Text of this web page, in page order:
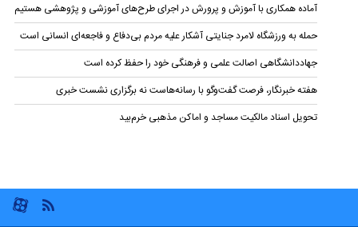
آماده همکاری با آموزش و پرورش در اجرای طرح‌های آموزشی و پژوهشی هستیم
حمله به ورزشگاه لامرد جنایتی آشکار علیه مردم بی‌دفاع و فاجعه‌ای انسانی است
جهاددانشگاهی اصالت علمی و فرهنگی خود را حفظ کرده است
هفته خبرنگار، فرصت گفت‌وگو با رسانه‌هاست نه برگزاری نشست خبری
تحویل اسناد مالکیت مساجد و اماکن مذهبی خرم‌بید